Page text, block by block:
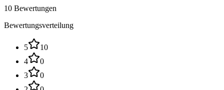
10 Bewertungen
Bewertungsverteilung
5
10
4
0
3
0